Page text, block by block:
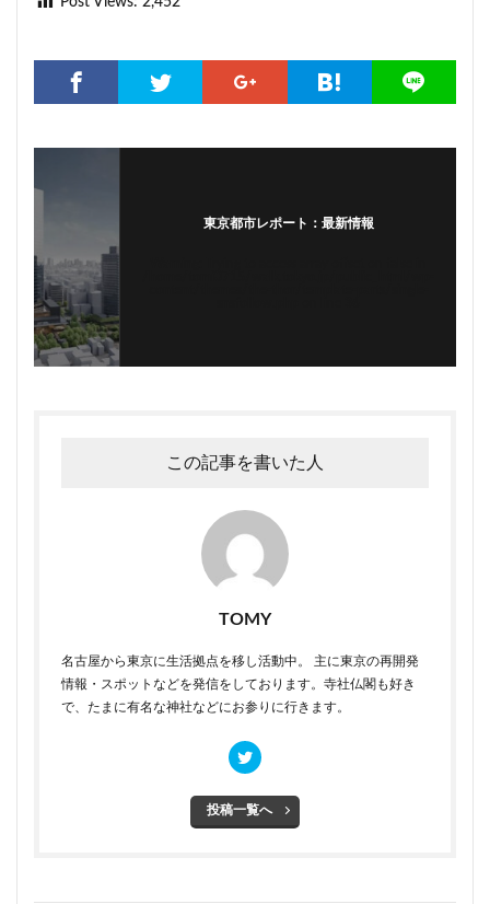
東京都市レポート：最新情報
この記事を書いた人
TOMY
名古屋から東京に生活拠点を移し活動中。 主に東京の再開発
情報・スポットなどを発信をしております。寺社仏閣も好き
で、たまに有名な神社などにお参りに行きます。
投稿一覧へ